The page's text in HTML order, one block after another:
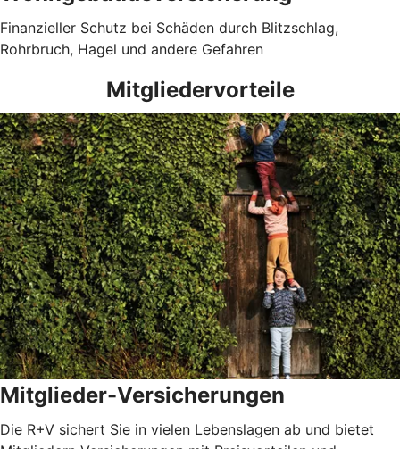
Finanzieller Schutz bei Schäden durch Blitzschlag,
Rohrbruch, Hagel und andere Gefahren
Mitgliedervorteile
Mitglieder-Versicherungen
Die R+V sichert Sie in vielen Lebenslagen ab und bietet